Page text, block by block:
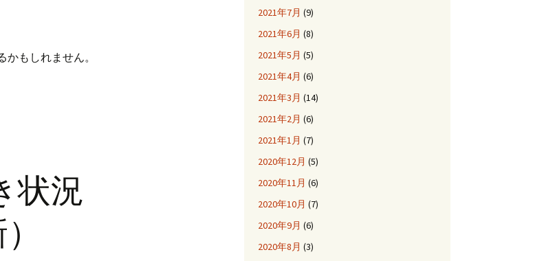
もしれません。
状況
2021年7月 (9)
2021年6月 (8)
2021年5月 (5)
2021年4月 (6)
2021年3月 (14)
2021年2月 (6)
2021年1月 (7)
2020年12月 (5)
2020年11月 (6)
2020年10月 (7)
2020年9月 (6)
2020年8月 (3)